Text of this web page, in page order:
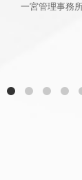
一宮管理事務